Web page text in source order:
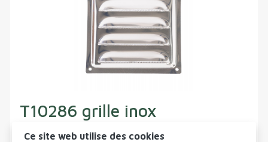
T10286 grille inox
Grille de ventilation ouverte/lames en acier inoxydable 304
Ce site web utilise des cookies